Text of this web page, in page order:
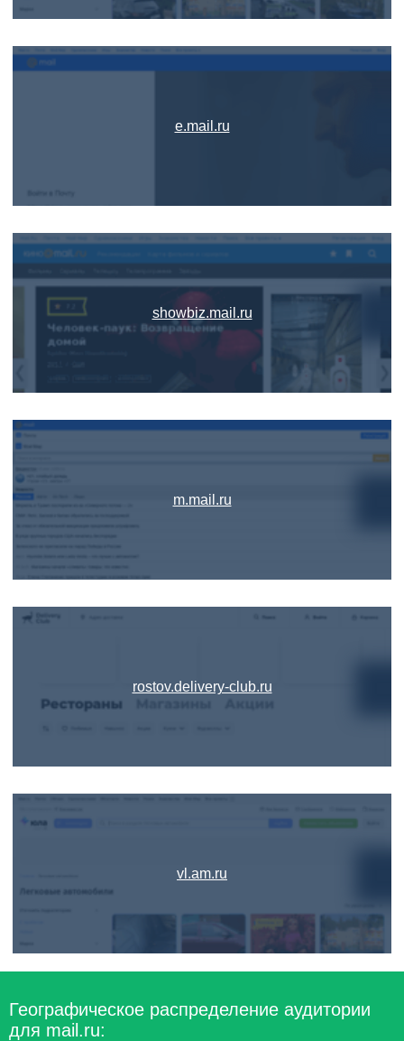
e.mail.ru
showbiz.mail.ru
m.mail.ru
rostov.delivery-club.ru
vl.am.ru
Географическое распределение аудитории
для mail.ru: